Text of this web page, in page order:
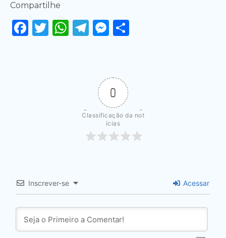
Compartilhe
Facebook
Twitter
WhatsApp
Telegram
Messenger
0
Classificação da not
ícias
Inscrever-se Acessar